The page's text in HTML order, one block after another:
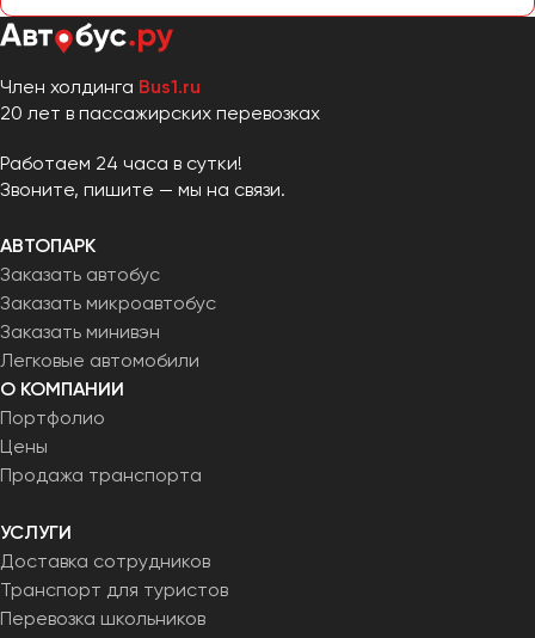
Член холдинга Bus1.ru
20 лет в пассажирских перевозках
Работаем 24 часа в сутки!
Звоните, пишите — мы на связи.
АВТОПАРК
Заказать автобус
Заказать микроавтобус
Заказать минивэн
Легковые автомобили
О КОМПАНИИ
Портфолио
Цены
Продажа транспорта
УСЛУГИ
Доставка сотрудников
Транспорт для туристов
Перевозка школьников